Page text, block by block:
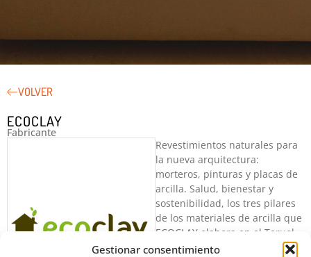
Gestionar consentimiento
VER INFORMACIÓN DE ECOCLAY ↓
VOLVER
ECOCLAY
Fabricante
Revestimientos naturales para
la nueva arquitectura:
morteros, pinturas y placas de
arcilla. Salud, bienestar y
sostenibilidad, los tres pilares
de los materiales de arcilla que
ECOCLAY elabora en el Teruel
profundo. Los morteros de